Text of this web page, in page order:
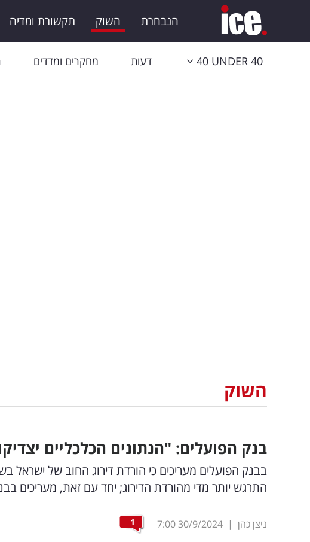
הנבחרת השוק תקשורת ומדיה
40 UNDER 40 דעות מחקרים ומדדים
השוק
בנק הפועלים: "הנתונים הכלכליים
בבנק הפועלים מעריכים כי הורדת דירוג החוב של ישראל
התרגש יותר מדי מהורדת הדירוג; יחד עם זאת, מעריכים
ניצן כהן |
30/9/2024
7:00
1